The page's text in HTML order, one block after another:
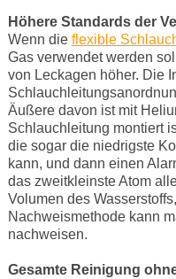
Höhere Standards der
Wenn die flexible
Gas verwendet werden
von Leckagen höher. Die
Äußere davon ist mit
Schlauchleitung montiert
die sogar die niedrigste
kann, und dann einen
das zweitkleinste Atom
Volumen des
Nachweismethode kann
nachweisen.
Gesamte Reinigung